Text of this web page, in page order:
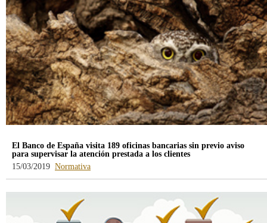
El Banco de España visita 189 oficinas bancarias sin previo aviso
para supervisar la atención prestada a los clientes
15/03/2019 Normativa-
blog
/webcb/Blog/Otras/Normativa